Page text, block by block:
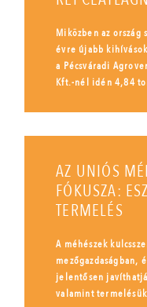
Miközben az ország
évre újabb
a Pécsváradi
Kft.-nél idén 4,84
AZ UNIÓS
FÓKUSZA:
TERMELÉS
A méhészek
mezőgazdaságban,
jelentősen
valamint